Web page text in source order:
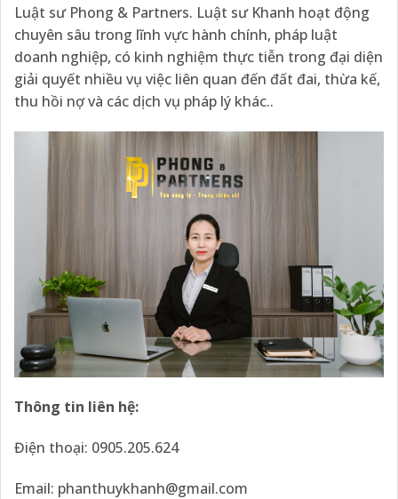
Luật sư Phong & Partners. Luật sư Khanh hoạt động
chuyên sâu trong lĩnh vực hành chính, pháp luật
doanh nghiệp, có kinh nghiệm thực tiễn trong đại diện
giải quyết nhiều vụ việc liên quan đến đất đai, thừa kế,
thu hồi nợ và các dịch vụ pháp lý khác..
Thông tin liên hệ:
Điện thoại: 0905.205.624
Email: phanthuykhanh@gmail.com